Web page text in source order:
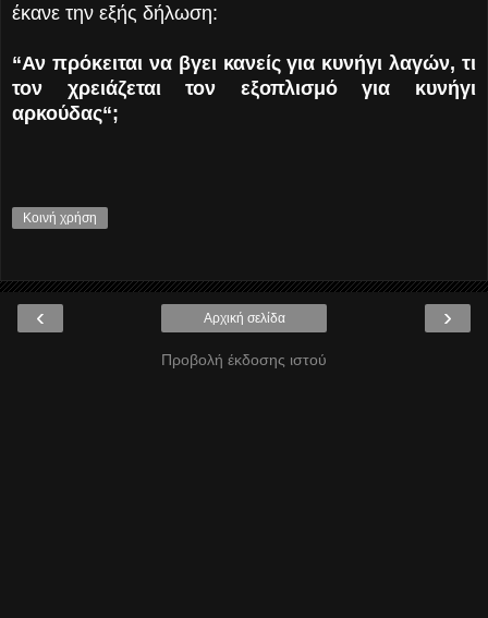
έκανε την εξής δήλωση:
“Αν πρόκειται να βγει κανείς για κυνήγι λαγών, τι
τον χρειάζεται τον εξοπλισμό για κυνήγι
αρκούδας“;
Κοινή χρήση
‹ ›
Αρχική σελίδα
Προβολή έκδοσης ιστού